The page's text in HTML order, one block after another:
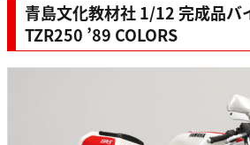
青島文化教材社 1/12 完成品バ
TZR250 ’89 COLORS